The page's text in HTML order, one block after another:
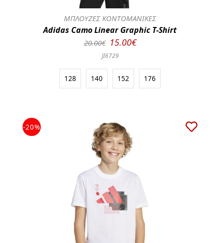
ΜΠΛΟΥΖΕΣ ΚΟΝΤΟΜΑΝΙΚΕΣ
Adidas Camo Linear Graphic T-Shirt
20.00€ 15.00€
JI6729
128 140 152 176
-20%